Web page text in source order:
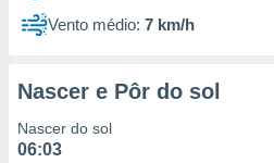
Vento médio: 7 km/h
Nascer e Pôr do sol
Nascer do sol
06:03